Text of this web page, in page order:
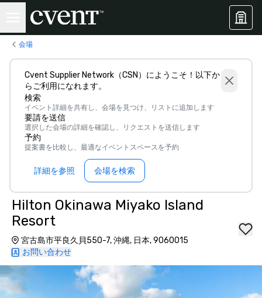
会場
Cvent Supplier Network（CSN）にようこそ！以下か
らご利用になれます。
検索
イベント詳細を共有し、会場を見つけ、リストに追加します
要請を送信
選択した会場の詳細を確認し、リクエストを送信します
予約
提案書を比較し、最適なイベントスペースを予約
詳細を参照 会場を検索
Hilton Okinawa Miyako Island
Resort
宮古島市平良久貝550-7, 沖縄, 日本, 9060015
お問い合わせ